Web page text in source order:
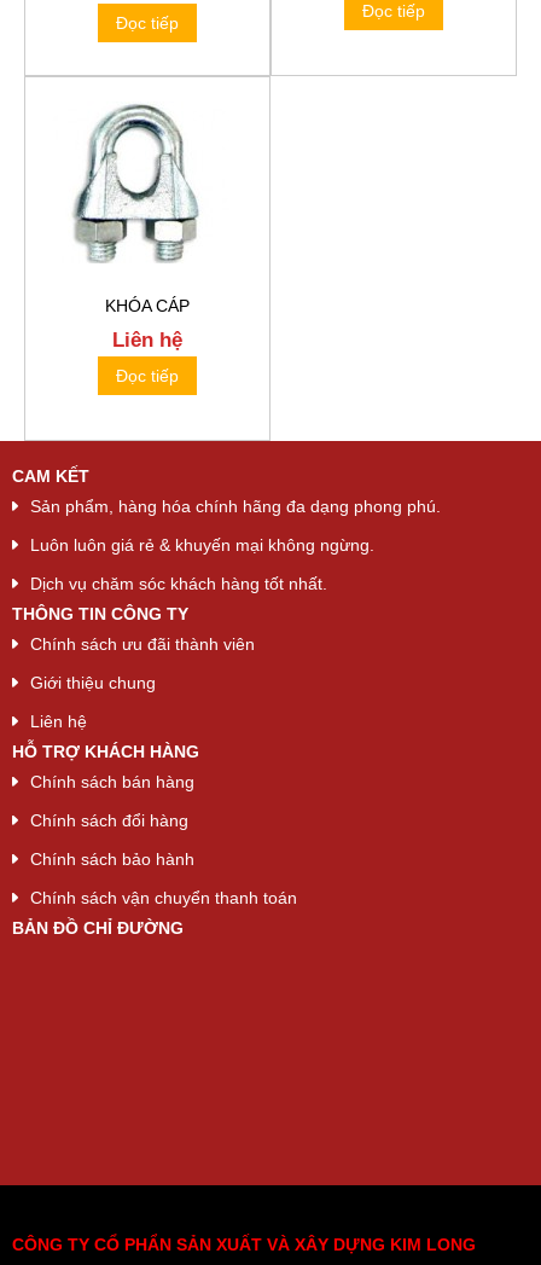
Đọc tiếp
Đọc tiếp
KHÓA CÁP
Liên hệ
Đọc tiếp
CAM KẾT
Sản phẩm, hàng hóa chính hãng đa dạng phong phú.
Luôn luôn giá rẻ & khuyến mại không ngừng.
Dịch vụ chăm sóc khách hàng tốt nhất.
THÔNG TIN CÔNG TY
Chính sách ưu đãi thành viên
Giới thiệu chung
Liên hệ
HỖ TRỢ KHÁCH HÀNG
Chính sách bán hàng
Chính sách đổi hàng
Chính sách bảo hành
Chính sách vận chuyển thanh toán
BẢN ĐỒ CHỈ ĐƯỜNG
CÔNG TY CỔ PHẨN SẢN XUẤT VÀ XÂY DỰNG KIM LONG